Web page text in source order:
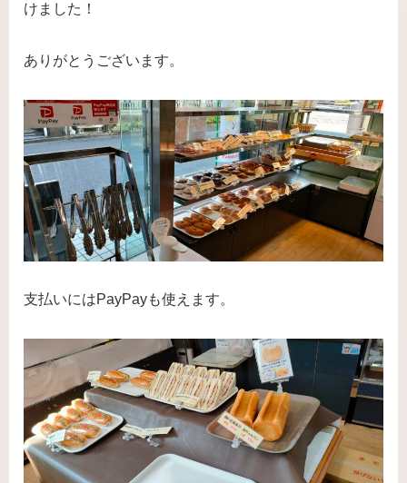
けました！
ありがとうございます。
支払いにはPayPayも使えます。